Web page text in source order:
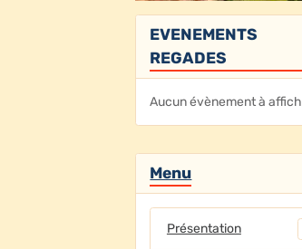
EVENEMENTS
REGADES
Aucun évènement à
Menu
Présentation